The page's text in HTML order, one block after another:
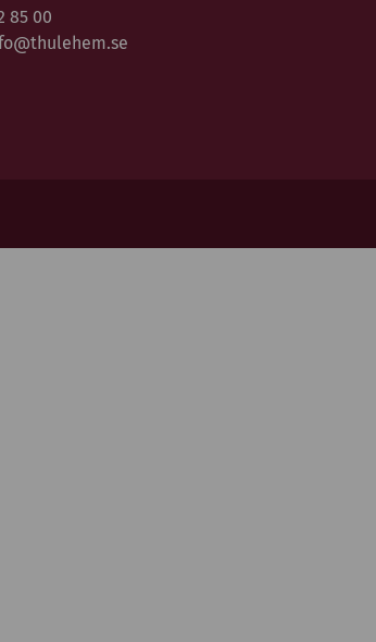
85 00